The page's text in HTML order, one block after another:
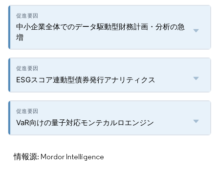
中小企業全体でのデータ駆動型財務計画・分析の急
増
ESGスコア連動型債券発行アナリティクス
VaR向けの量子対応モンテカルロエンジン
情報源: Mordor Intelligence